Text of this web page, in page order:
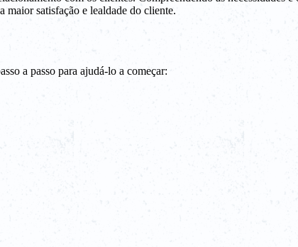
maior satisfação e lealdade do cliente.
a passo para ajudá-lo a começar: